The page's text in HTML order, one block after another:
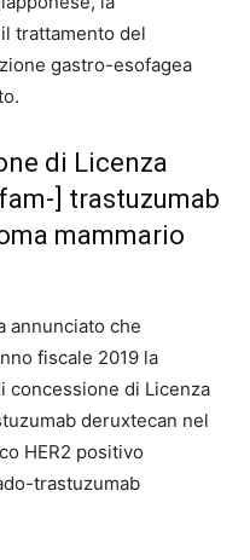
trattamento del
gastro-esofagea
di Licenza
] trastuzumab
mammario
annunciato che
fiscale 2019 la
concessione di Licenza
deruxtecan nel
HER2 positivo
trastuzumab